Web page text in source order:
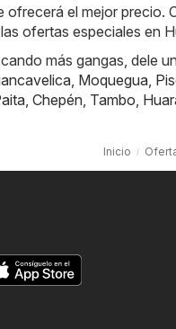
ofrecerá el mejor precio.
ofertas especiales en
más gangas, dele
Moquegua
Chepén Tambo
Inicio